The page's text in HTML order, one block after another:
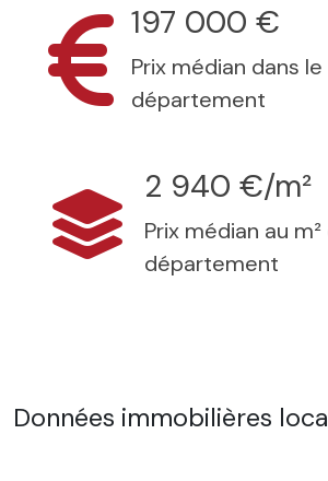
197 000 €
Prix médian dans le
département
2 940 €/m²
Prix médian au
département
Données immobilières